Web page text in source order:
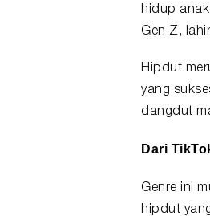
hidup
Gen Z,
Hipdut
yang
dangdut
Dari
Genre ini
hipdut